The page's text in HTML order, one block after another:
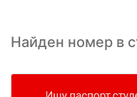
Найден номер в